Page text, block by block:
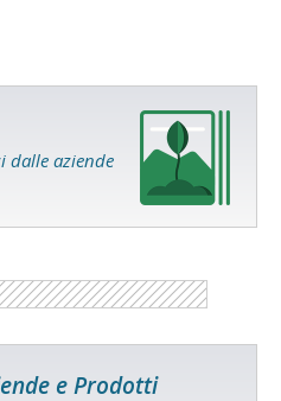
dalle aziende
e Prodotti